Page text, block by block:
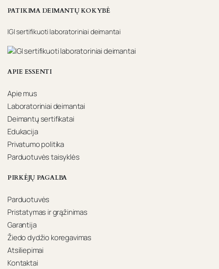
PATIKIMA DEIMANTŲ KOKYBĖ
IGI sertifikuoti laboratoriniai deimantai
APIE ESSENTI
Apie mus
Laboratoriniai deimantai
Deimantų sertifikatai
Edukacija
Privatumo politika
Parduotuvės taisyklės
PIRKĖJŲ PAGALBA
Parduotuvės
Pristatymas ir grąžinimas
Garantija
Žiedo dydžio koregavimas
Atsiliepimai
Kontaktai